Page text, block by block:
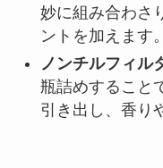
妙に組み合わさ
ントを加えます。
ノンチルフィル
瓶詰めすること
引き出し、香り